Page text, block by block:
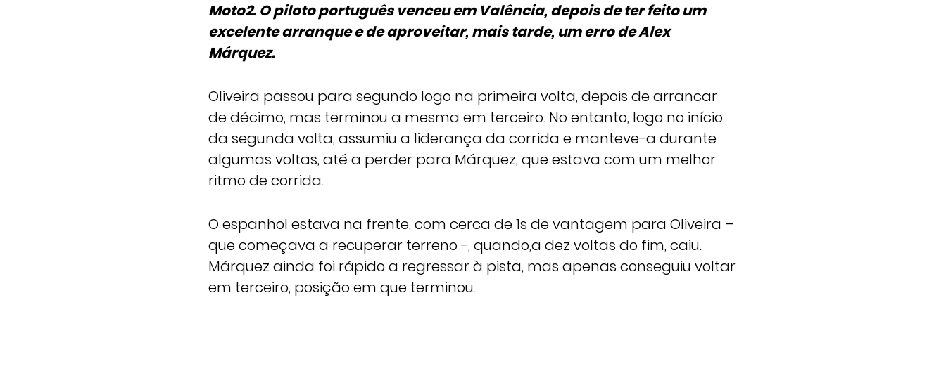
Moto2. O piloto português venceu em Valência, depois de ter feito um
excelente arranque e de aproveitar, mais tarde, um erro de Alex
Márquez.
Oliveira passou para segundo logo na primeira volta, depois de arrancar
de décimo, mas terminou a mesma em terceiro. No entanto, logo no início
da segunda volta, assumiu a liderança da corrida e manteve-a durante
algumas voltas, até a perder para Márquez, que estava com um melhor
ritmo de corrida.
O espanhol estava na frente, com cerca de 1s de vantagem para Oliveira –
que começava a recuperar terreno -, quando,a dez voltas do fim, caiu.
Márquez ainda foi rápido a regressar à pista, mas apenas conseguiu voltar
em terceiro, posição em que terminou.